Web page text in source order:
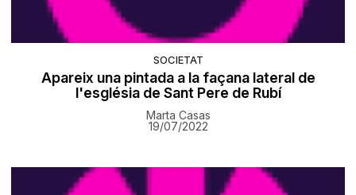
SOCIETAT
Apareix una pintada a la façana lateral de
l'església de Sant Pere de Rubí
Marta Casas
19/07/2022